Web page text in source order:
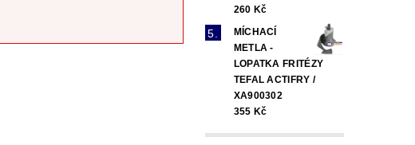
260 Kč
MÍCHACÍ
METLA -
LOPATKA FRITÉZY
TEFAL ACTIFRY /
XA900302
355 Kč